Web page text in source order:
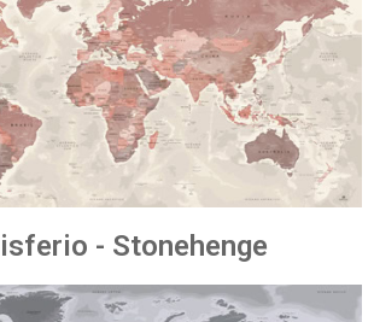
- Stonehenge